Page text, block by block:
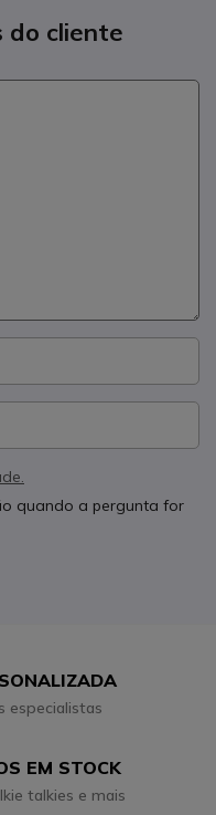
do cliente
quando a pergunta for
especialistas
EM STOCK
talkies e mais